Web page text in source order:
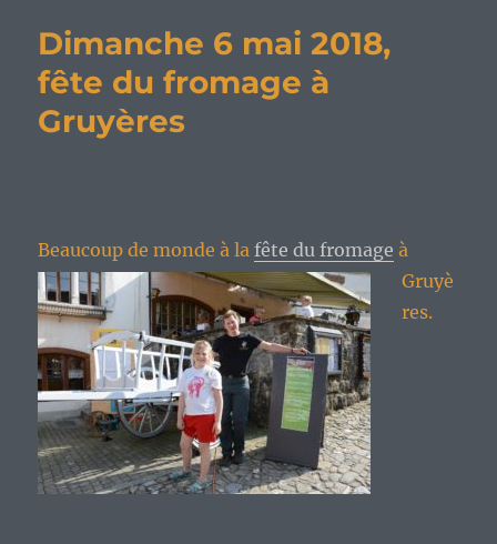
Dimanche 6 mai 2018,
fête du fromage à
Gruyères
Beaucoup de monde à lafête du fromage à
Gruyè
res.